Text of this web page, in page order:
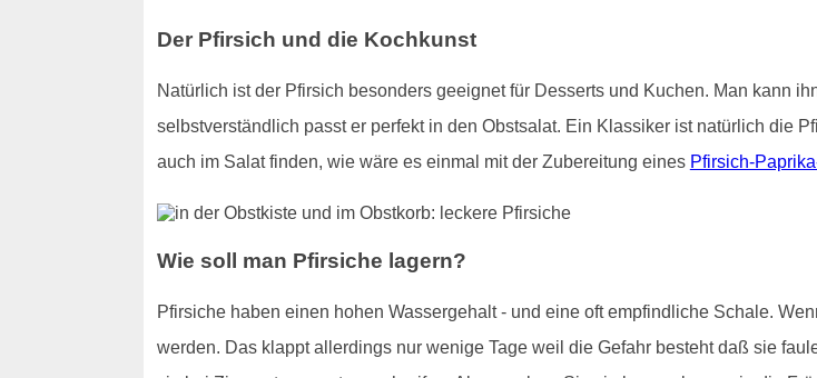
Der Pfirsich und die Kochkunst
Natürlich ist der Pfirsich besonders geeignet für Desserts und Kuchen. Man kann
selbstverständlich passt er perfekt in den Obstsalat. Ein Klassiker ist natürlich die
auch im Salat finden, wie wäre es einmal mit der Zubereitung eines Pfirsich-
Wie soll man Pfirsiche lagern?
Pfirsiche haben einen hohen Wassergehalt - und eine oft empfindliche Schale.
werden. Das klappt allerdings nur wenige Tage weil die Gefahr besteht daß sie